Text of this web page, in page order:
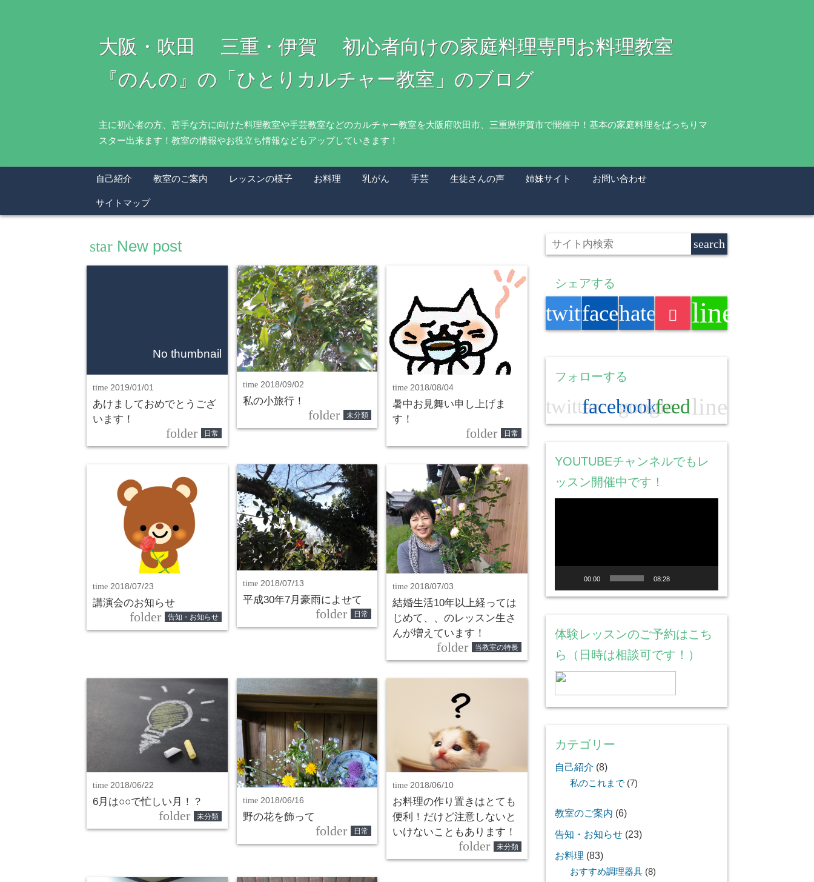
大阪・吹田 三重・伊賀 初心者向けの家庭料理専門お料理教室
『のんの』の「ひとりカルチャー教室」のブログ
主に初心者の方、苦手な方に向けた料理教室や手芸教室などのカルチャー教室を大阪府吹田市、三重県伊賀市で開催中！基本の家庭料理をばっちりマ
スター出来ます！教室の情報やお役立ち情報などもアップしていきます！
自己紹介 教室のご案内 レッスンの様子 お料理 乳がん 手芸 生徒さんの声 姉妹サイト お問い合わせ
サイトマップ
star New post
No thumbnail
time 2019/01/01
あけましておめでとうござ
います！
folder 日常
time 2018/09/02
私の小旅行！
folder 未分類
time 2018/08/04
暑中お見舞い申し上げま
す！
folder 日常
time 2018/07/23
講演会のお知らせ
folder 告知・お知らせ
time 2018/07/13
平成30年7月豪雨によせて
folder 日常
time 2018/07/03
結婚生活10年以上経っては
じめて、、のレッスン生さ
んが増えています！
folder 当教室の特長
time 2018/06/22
6月は○○で忙しい月！？
folder 未分類
time 2018/06/16
野の花を飾って
folder 日常
time 2018/06/10
お料理の作り置きはとても
便利！だけど注意しないと
いけないこともあります！
folder 未分類
シェアする
twitterfacebookhatenabookmark
line
フォローする
twitterfacebook
google
feedline
YOUTUBEチャンネルでもレ
ッスン開催中です！
ヤ
00:00 08:28
体験レッスンのご予約はこち
ら（日時は相談可です！）
カテゴリー
自己紹介 (8)
私のこれまで (7)
教室のご案内 (6)
告知・お知らせ (23)
お料理 (83)
おすすめ調理器具 (8)